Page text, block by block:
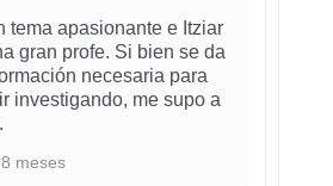
tema apasionante e Itziar
gran profe. Si bien se da
necesaria para
investigando, me supo a
meses